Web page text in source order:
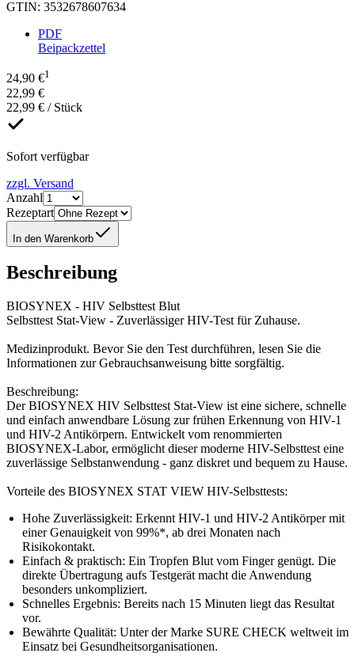
GTIN: 3532678607634
PDF
Beipackzettel
24,90 €1
22,99 €
22,99 € / Stück
Sofort verfügbar
zzgl. Versand
Anzahl
Rezeptart
In den Warenkorb
Beschreibung
BIOSYNEX - HIV Selbsttest Blut
Selbsttest Stat-View - Zuverlässiger HIV-Test für Zuhause.
Medizinprodukt. Bevor Sie den Test durchführen, lesen Sie die
Informationen zur Gebrauchsanweisung bitte sorgfältig.
Beschreibung:
Der BIOSYNEX HIV Selbsttest Stat-View ist eine sichere, schnelle
und einfach anwendbare Lösung zur frühen Erkennung von HIV-1
und HIV-2 Antikörpern. Entwickelt vom renommierten
BIOSYNEX-Labor, ermöglicht dieser moderne HIV-Selbsttest eine
zuverlässige Selbstanwendung - ganz diskret und bequem zu Hause.
Vorteile des BIOSYNEX STAT VIEW HIV-Selbsttests:
Hohe Zuverlässigkeit: Erkennt HIV-1 und HIV-2 Antikörper mit
einer Genauigkeit von 99%*, ab drei Monaten nach
Risikokontakt.
Einfach & praktisch: Ein Tropfen Blut vom Finger genügt. Die
direkte Übertragung aufs Testgerät macht die Anwendung
besonders unkompliziert.
Schnelles Ergebnis: Bereits nach 15 Minuten liegt das Resultat
vor.
Bewährte Qualität: Unter der Marke SURE CHECK weltweit im
Einsatz bei Gesundheitsorganisationen.